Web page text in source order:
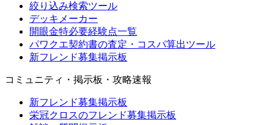
絞り込み検索ツール
デッキメーカー
開眼金特必要経験点一覧
パワクエ契約書の査定・コスパ算出ツール
新フレンド募集掲示板
コミュニティ・掲示板・攻略速報
新フレンド募集掲示板
栄冠クロスのフレンド募集掲示板